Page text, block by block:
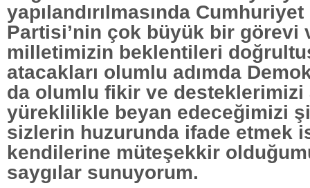
yapılandırılmasında
Partisi’nin çok büyük bir görevi
milletimizin beklentileri
atacakları olumlu adımda
da olumlu fikir ve desteklerimizi
yüreklilikle beyan edeceğimizi
sizlerin huzurunda ifade etmek
kendilerine müteşekkir
saygılar sunuyorum.